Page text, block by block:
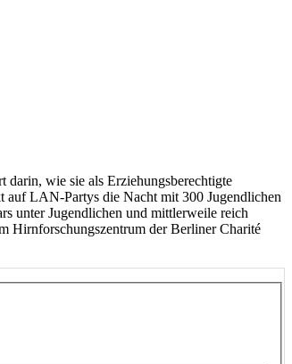
wie sie als Erziehungsberechtigte
auf LAN-Partys die Nacht mit 300 Jugendlichen
unter Jugendlichen und mittlerweile reich
Hirnforschungszentrum der Berliner Charité